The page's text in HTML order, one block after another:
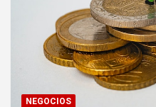
NEGOCIOS